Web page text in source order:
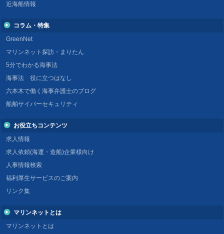
近海船情報
コラム・特集
GreenNet
マリンネット探訪・まりたん
5分でわかる海事法
海事法 役に立つはなし
六本木で働く海事弁護士のブログ
船舶サイバーセキュリティ
お役立ちコンテンツ
求人情報
求人依頼(海運・造船)企業様向け
人事情報検索
福利厚生サービスのご案内
リンク集
マリンネットとは
マリンネットとは